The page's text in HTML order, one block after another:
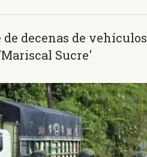
decenas de
Sucre'